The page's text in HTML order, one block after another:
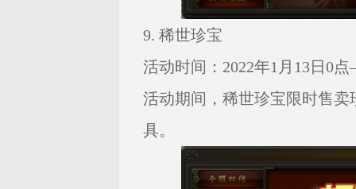
9. 稀世珍宝
活动时间：2022年1月13日0
活动期间，稀世珍宝限时售
具。